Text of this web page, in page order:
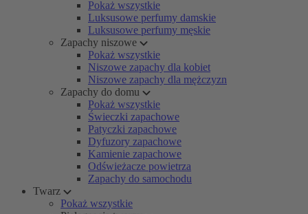
Pokaż wszystkie
Luksusowe perfumy damskie
Luksusowe perfumy męskie
Zapachy niszowe
Pokaż wszystkie
Niszowe zapachy dla kobiet
Niszowe zapachy dla mężczyzn
Zapachy do domu
Pokaż wszystkie
Świeczki zapachowe
Patyczki zapachowe
Dyfuzory zapachowe
Kamienie zapachowe
Odświeżacze powietrza
Zapachy do samochodu
Twarz
Pokaż wszystkie